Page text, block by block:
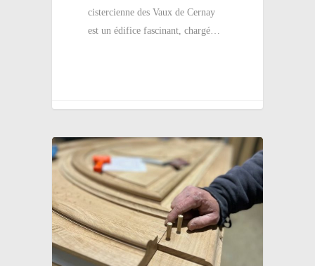
cistercienne des Vaux de Cernay
est un édifice fascinant, chargé…